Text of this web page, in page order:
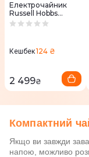
Електрочайник
Russell Hobbs
24992-70 Colours
Кешбек124 ₴
2 499₴
Компактний
Якщо ви завжди
напою, можливо